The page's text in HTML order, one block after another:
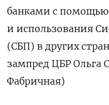
банками с помощью
и использования
(СБП) в других
зампред ЦБР Ольга
Фабричная)